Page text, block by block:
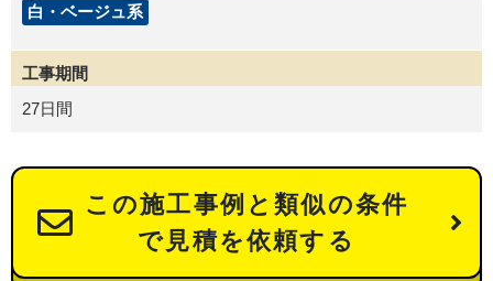
白・ベージュ系
工事期間
27日間
この施工事例と類似の条件
で見積を依頼する